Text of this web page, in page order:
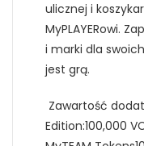
ulicznej i
MyPLAYERowi.
i marki dla
jest grą.
Zawartość
Edition:100,000